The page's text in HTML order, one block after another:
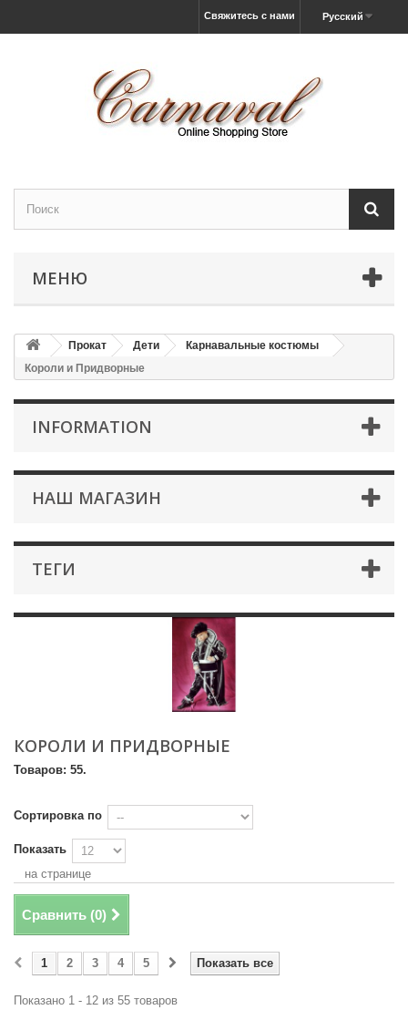
Русский
Свяжитесь с нами
МЕНЮ
Прокат Дети
Карнавальные костюмы
Короли и Придворные
INFORMATION
НАШ МАГАЗИН
ТЕГИ
КОРОЛИ И ПРИДВОРНЫЕ
Товаров: 55.
Сортировка по
Показать
на странице
Сравнить (0)
Показать все
1 2 3 4 5
Показано 1 - 12 из 55 товаров